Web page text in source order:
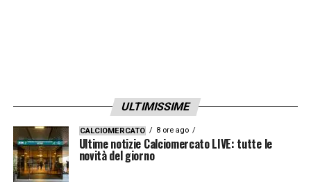
ULTIMISSIME
CALCIOMERCATO 8 ore ago
Ultime notizie Calciomercato LIVE: tutte le
novità del giorno